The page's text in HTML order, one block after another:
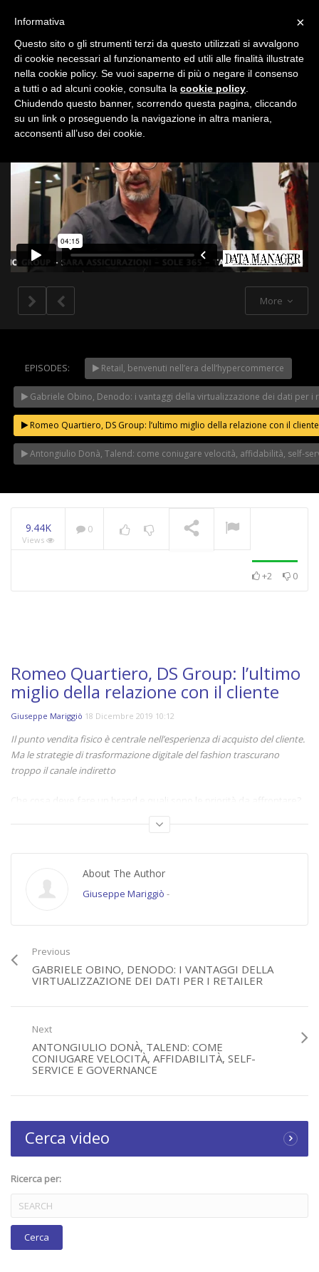
All
More
NOW PLAYING
WeChangeIT Forum
2023 – Il Made in Italy
secondo Giulio Sapelli
EPISODES: Retail, benvenuti nell’era dell’hypercommerce
Gabriele Obino, Denodo: i vantaggi della virtualizzazione dei dati per i
Romeo Quartiero, DS Group: l’ultimo miglio della relazione con il cliente
Antongiulio Donà, Talend: come coniugare velocità, affidabilità, self-
9.44K
Views
0
+2 0
Romeo Quartiero, DS Group: l’ultimo
miglio della relazione con il cliente
Giuseppe Mariggiò 18 Dicembre 2019 10:12
Il punto vendita fisico è centrale nell’esperienza di acquisto del cliente.
Ma le strategie di trasformazione digitale del fashion trascurano
troppo il canale indiretto
Che cosa deve fare un brand e quali sono le priorità da affrontare?
Posto che il fenomeno della multicanalità è ormai acquisito, emerge
anche un dato inatteso. Malgrado il peso acquisito, la crescita
DS Group
, è tutto il contrario. Il mondo del retail deve ancora
metabolizzare l’enorme trasformazione che lo smartphone ha
importanza, il cambiamento dovrà dare più valore alla relazione tra il
miglio dell’experience.
(9447)
About The Author
Giuseppe Mariggiò -
Previous
GABRIELE OBINO, DENODO: I VANTAGGI DELLA
VIRTUALIZZAZIONE DEI DATI PER I RETAILER
Next
ANTONGIULIO DONÀ, TALEND: COME
CONIUGARE VELOCITÀ, AFFIDABILITÀ, SELF-
SERVICE E GOVERNANCE
Cerca video
Ricerca per:
×
Informativa
Questo sito o gli strumenti terzi da questo utilizzati si avvalgono
di cookie necessari al funzionamento ed utili alle finalità illustrate
nella cookie policy. Se vuoi saperne di più o negare il consenso
a tutti o ad alcuni cookie, consulta la cookie policy
Chiudendo questo banner, scorrendo questa pagina, cliccando
su un link o proseguendo la navigazione in altra maniera,
acconsenti all’uso dei cookie.